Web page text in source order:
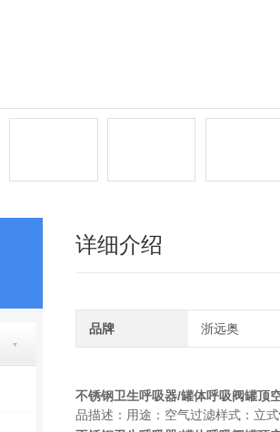
详细介绍
品牌 浙远奥
不锈钢卫生呼吸器/罐体呼吸阀罐顶
品描述：用途：空气过滤样式：立